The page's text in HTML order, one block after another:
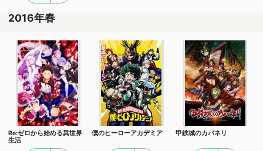
2016年春
Re:ゼロから始める異世界
生活
僕のヒーローアカデミア 甲鉄城のカバネリ